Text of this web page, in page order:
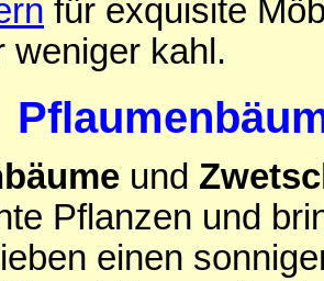
für exquisite
weniger kahl.
und
Pflanzen und
einen